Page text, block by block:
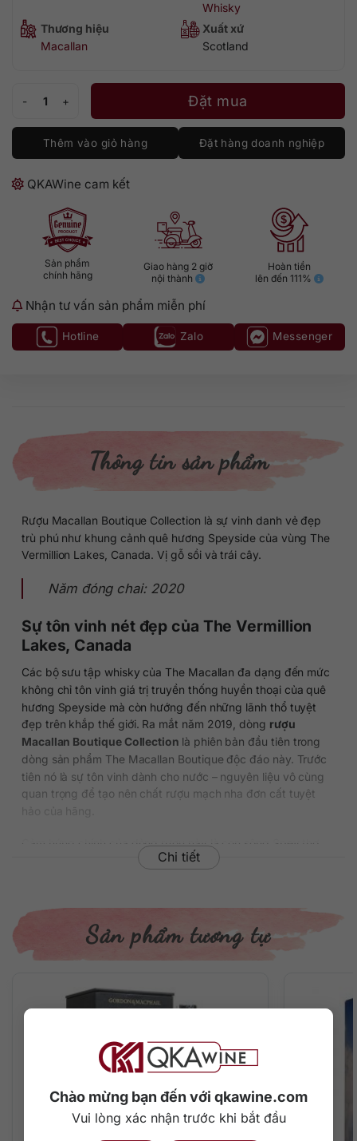
Chào mừng bạn đến với qkawine.com
Vui lòng xác nhận trước khi bắt đầu
Whisky
Thương hiệu
Macallan
Xuất xứ
Scotland
Rượu Macallan Boutique Collection số lượng
Đặt mua
Thêm vào giỏ hàng Đặt hàng doanh nghiệp
QKAWine cam kết
Sản phẩm
chính hãng
Giao hàng 2 giờ
nội thành
Hoàn tiền
lên đến 111%
Nhận tư vấn sản phẩm miễn phí
Hotline Zalo Messenger
Thông tin sản phẩm
Rượu Macallan Boutique Collection là sự vinh danh vẻ đẹp
trù phú như khung cảnh quê hương Speyside của vùng The
Vermillion Lakes, Canada. Vị gỗ sồi và trái cây.
Năm đóng chai: 2020
Sự tôn vinh nét đẹp của The Vermillion
Lakes, Canada
Các bộ sưu tập whisky của The Macallan đa dạng đến mức
không chỉ tôn vinh giá trị truyền thống huyền thoại của quê
hương Speyside mà còn hướng đến những lãnh thổ tuyệt
đẹp trên khắp thế giới. Ra mắt năm 2019, dòng rượu
Macallan Boutique Collection là phiên bản đầu tiên trong
dòng sản phẩm The Macallan Boutique độc đáo này. Trước
tiên nó là sự tôn vinh dành cho nước – nguyên liệu vô cùng
quan trọng để tạo nên chất rượu mạch nha đơn cất tuyệt
Cảm hứng chính của dòng rượu này là con sông Spey thơ
mộng chảy qua khu đất Speyside nơi Macallan đặt nhà máy
Lakes, nằm trong Công viên Quốc gia Banff ở Alberta,
Canada, sự yên bình đã được thể hiện tinh tế trên nhãn chai
Boutique Collection
Thương hiệu: The Macallan
Vùng sản xuất: Speyside
Nguyên liệu: Mạch nha, ngũ cốc
Nồng độ: 52%
Dung tích: 700 ml
Chi tiết
Sản phẩm tương tự